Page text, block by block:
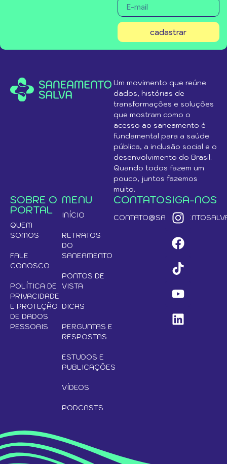
cadastrar
Um movimento que reúne
dados, histórias de
transformações e soluções
que mostram como o
acesso ao saneamento é
fundamental para a saúde
pública, a inclusão social e o
desenvolvimento do Brasil.
Quando todos fazem um
pouco, juntos fazemos
muito.
SOBRE O
PORTAL
QUEM
SOMOS
FALE
CONOSCO
POLÍTICA DE
PRIVACIDADE
E PROTEÇÃO
DE DADOS
PESSOAIS
MENU
INÍCIO
RETRATOS
DO
SANEAMENTO
PONTOS DE
VISTA
DICAS
PERGUNTAS E
RESPOSTAS
ESTUDOS E
PUBLICAÇÕES
VÍDEOS
PODCASTS
CONTATOSIGA-NOS